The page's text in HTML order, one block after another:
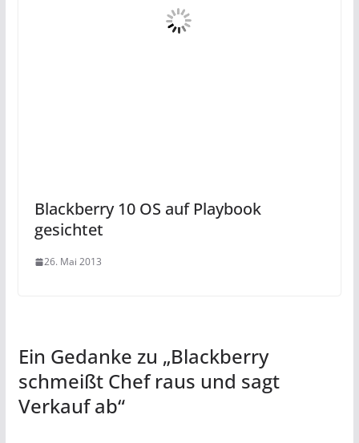
Blackberry 10 OS auf Playbook
gesichtet
26. Mai 2013
Ein Gedanke zu „Blackberry
schmeißt Chef raus und sagt
Verkauf ab“